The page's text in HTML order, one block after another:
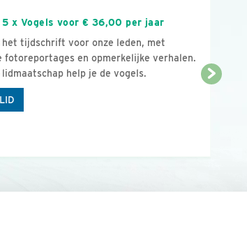
5 x Vogels voor € 36,00 per jaar
het tijdschrift voor onze leden, met
fotoreportages en opmerkelijke verhalen.
lidmaatschap help je de vogels.